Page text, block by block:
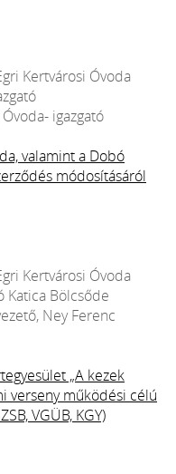
Kertvárosi Óvoda
igazgató
valamint a Dobó
módosításáról
Kertvárosi Óvoda
Katica Bölcsőde
Ney Ferenc
„A kezek
verseny működési célú
VGÜB, KGY)